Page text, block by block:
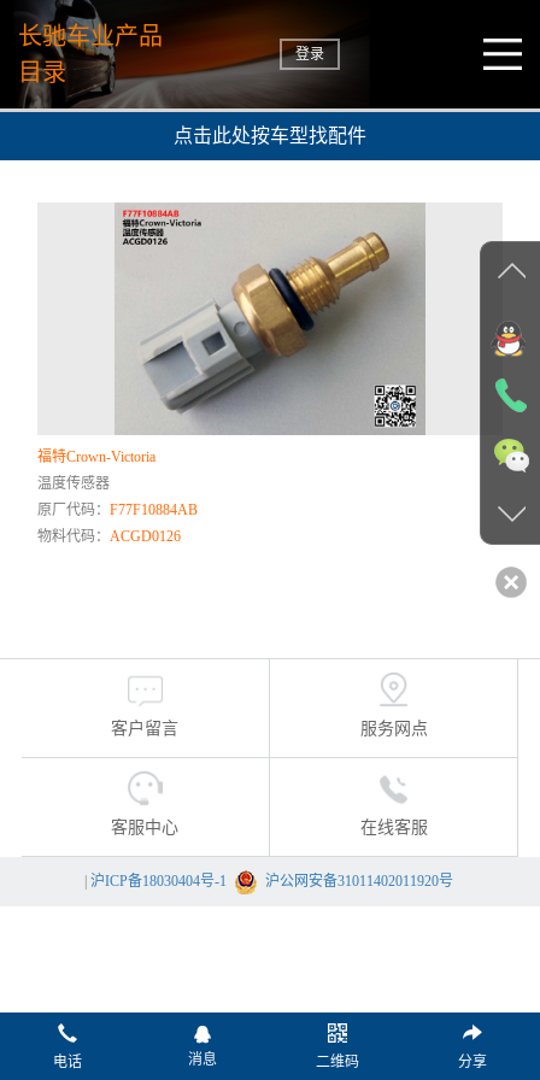
长驰车业产品
目录
登录
点击此处按车型找配件
福特Crown-Victoria
温度传感器
原厂代码：F77F10884AB
物料代码：ACGD0126
客户留言 服务网点
客服中心 在线客服
沪ICP备18030404号-1 沪公网安备31011402011920号
电话 消息 二维码 分享